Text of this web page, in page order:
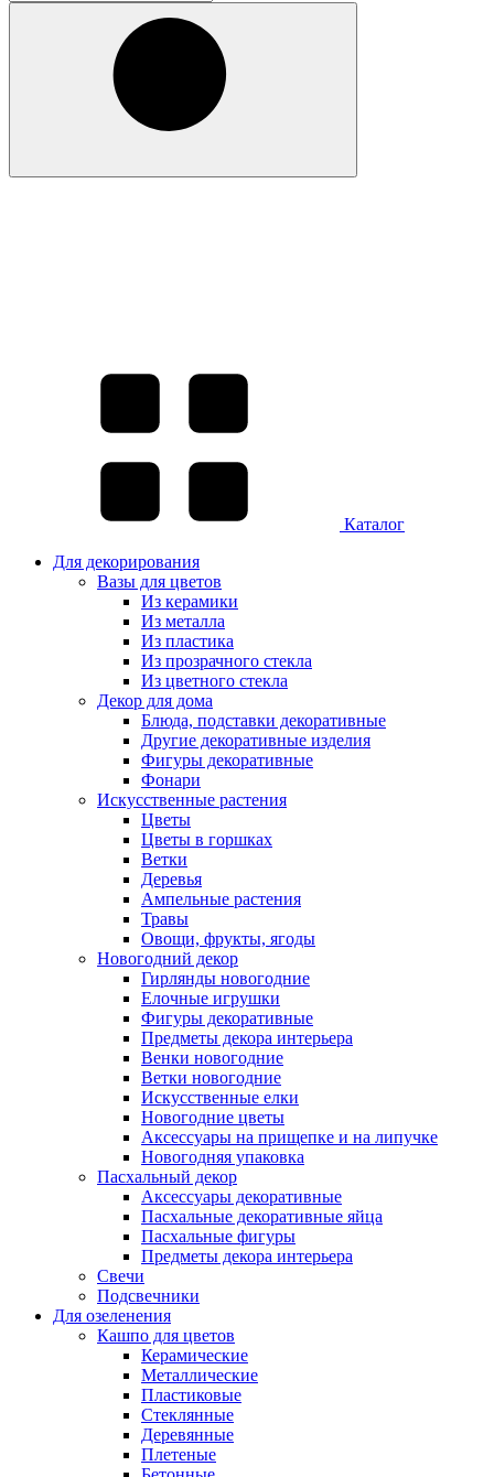
Каталог
Для декорирования
Вазы для цветов
Из керамики
Из металла
Из пластика
Из прозрачного стекла
Из цветного стекла
Декор для дома
Блюда, подставки декоративные
Другие декоративные изделия
Фигуры декоративные
Фонари
Искусственные растения
Цветы
Цветы в горшках
Ветки
Деревья
Ампельные растения
Травы
Овощи, фрукты, ягоды
Новогодний декор
Гирлянды новогодние
Елочные игрушки
Фигуры декоративные
Предметы декора интерьера
Венки новогодние
Ветки новогодние
Искусственные елки
Новогодние цветы
Аксессуары на прищепке и на липучке
Новогодняя упаковка
Пасхальный декор
Аксессуары декоративные
Пасхальные декоративные яйца
Пасхальные фигуры
Предметы декора интерьера
Свечи
Подсвечники
Для озеленения
Кашпо для цветов
Керамические
Металлические
Пластиковые
Стеклянные
Деревянные
Плетеные